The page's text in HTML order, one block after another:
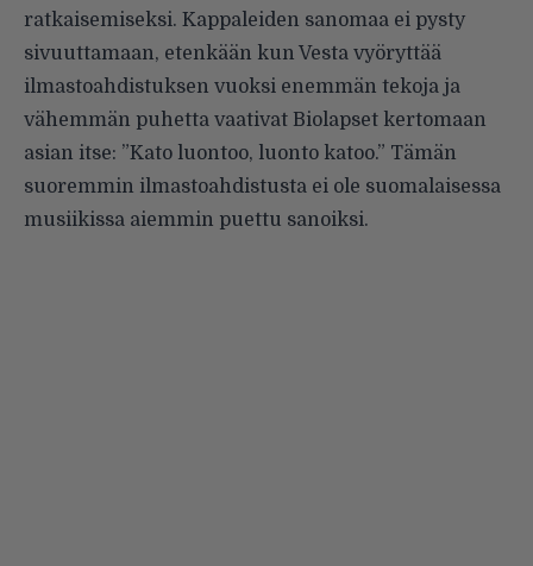
ratkaisemiseksi. Kappaleiden sanomaa ei pysty
sivuuttamaan, etenkään kun Vesta vyöryttää
ilmastoahdistuksen vuoksi enemmän tekoja ja
vähemmän puhetta vaativat Biolapset kertomaan
asian itse: ”Kato luontoo, luonto katoo.” Tämän
suoremmin ilmastoahdistusta ei ole suomalaisessa
musiikissa aiemmin puettu sanoiksi.